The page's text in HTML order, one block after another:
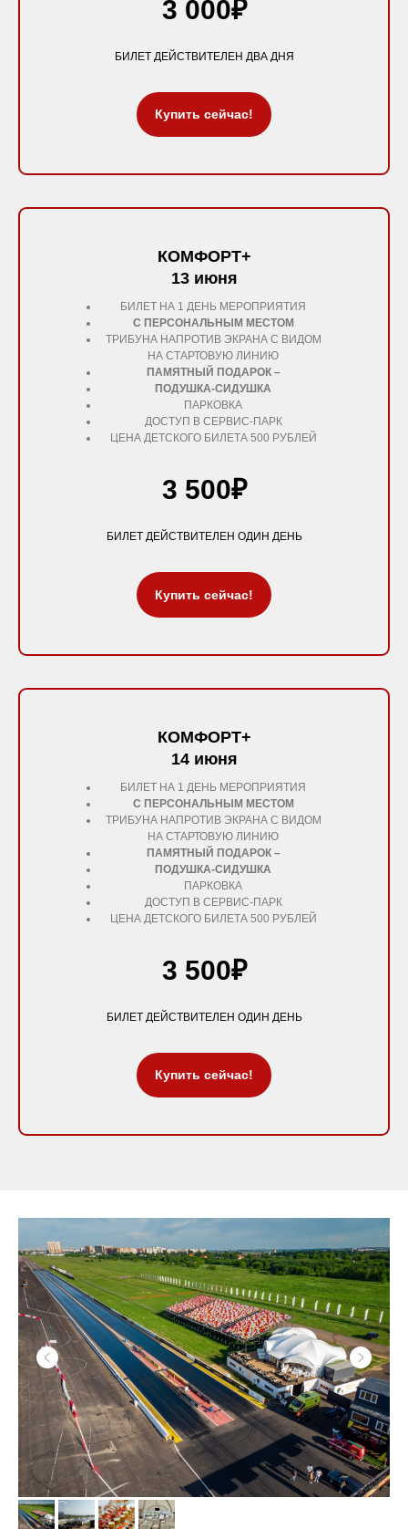
3 000₽
БИЛЕТ ДЕЙСТВИТЕЛЕН ДВА ДНЯ
Купить сейчас!
КОМФОРТ+
13 июня
БИЛЕТ НА 1 ДЕНЬ МЕРОПРИЯТИЯ
С ПЕРСОНАЛЬНЫМ МЕСТОМ
ТРИБУНА НАПРОТИВ ЭКРАНА С ВИДОМ
НА СТАРТОВУЮ ЛИНИЮ
ПАМЯТНЫЙ ПОДАРОК –
ПОДУШКА-СИДУШКА
ПАРКОВКА
ДОСТУП В СЕРВИС-ПАРК
ЦЕНА ДЕТСКОГО БИЛЕТА 500 РУБЛЕЙ
3 500₽
БИЛЕТ ДЕЙСТВИТЕЛЕН ОДИН ДЕНЬ
Купить сейчас!
КОМФОРТ+
14 июня
БИЛЕТ НА 1 ДЕНЬ МЕРОПРИЯТИЯ
С ПЕРСОНАЛЬНЫМ МЕСТОМ
ТРИБУНА НАПРОТИВ ЭКРАНА С ВИДОМ
НА СТАРТОВУЮ ЛИНИЮ
ПАМЯТНЫЙ ПОДАРОК –
ПОДУШКА-СИДУШКА
ПАРКОВКА
ДОСТУП В СЕРВИС-ПАРК
ЦЕНА ДЕТСКОГО БИЛЕТА 500 РУБЛЕЙ
3 500₽
БИЛЕТ ДЕЙСТВИТЕЛЕН ОДИН ДЕНЬ
Купить сейчас!